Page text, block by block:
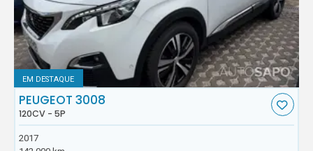
EM DESTAQUE
PEUGEOT 3008
120CV - 5P
2017